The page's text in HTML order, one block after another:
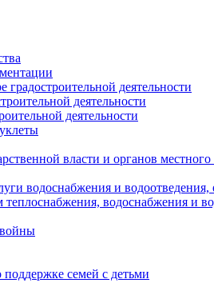
деятельности
деятельности
деятельности
власти и органов
водоснабжения и
водоснабжения и
семей с детьми